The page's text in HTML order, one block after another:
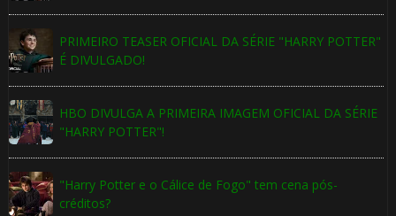
PRIMEIRO TEASER OFICIAL DA SÉRIE "HARRY POTTER"
É DIVULGADO!
HBO DIVULGA A PRIMEIRA IMAGEM OFICIAL DA SÉRIE
"HARRY POTTER"!
"Harry Potter e o Cálice de Fogo" tem cena pós-
créditos?